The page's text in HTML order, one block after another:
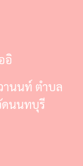
อิ
านนท์ ตำบล
ดนนทบุรี